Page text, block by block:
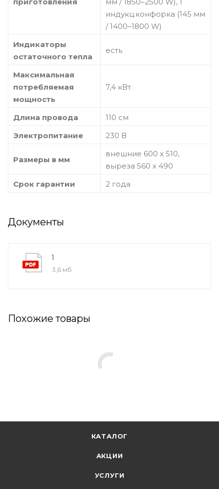
индукц.конфорка (145 мм
/ 1400–1800 W)
Индикаторы
остаточного тепла
есть
Максимальная
потребляемая
мощность
7,4 кВт
Длина провода
110 см
Электропитание
230 В
Размеры в мм
внешние 600 х 510,
выреза 560 х 490
Срок гарантии
2 года
Документы
1
3,6 мб
Похожие товары
КАТАЛОГ
АКЦИИ
УСЛУГИ